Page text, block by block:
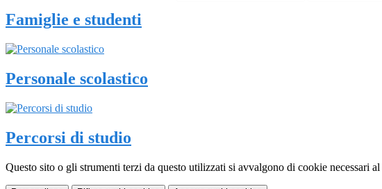
Famiglie e studenti
Personale scolastico
Percorsi di studio
Questo sito o gli strumenti terzi da questo utilizzati si avvalgono di cookie necessari